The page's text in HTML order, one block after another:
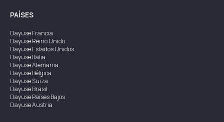
PAÍSES
DayuseFrancia
DayuseReino Unido
DayuseEstados Unidos
DayuseItalia
DayuseAlemania
DayuseBélgica
DayuseSuiza
DayuseBrasil
DayusePaíses Bajos
DayuseAustria